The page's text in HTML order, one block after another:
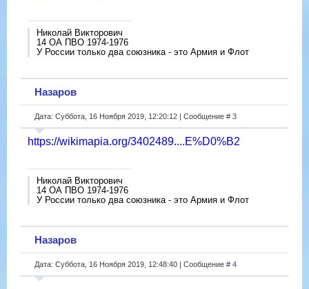
Николай Викторович
14 ОА ПВО 1974-1976
У России только два союзника - это Армия и Флот
Назаров
Дата: Суббота, 16 Ноября 2019, 12:20:12 | Сообщение # 3
https://wikimapia.org/3402489....E%D0%B2
Николай Викторович
14 ОА ПВО 1974-1976
У России только два союзника - это Армия и Флот
Назаров
Дата: Суббота, 16 Ноября 2019, 12:48:40 | Сообщение # 4